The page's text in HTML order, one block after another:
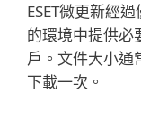
ESET微更新經
的環境中提供必
戶。文件大小通
下載一次。